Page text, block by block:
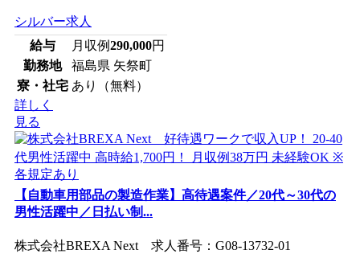
シルバー求人
給与
月収例290,000円
勤務地
福島県 矢祭町
寮・社宅 あり（無料）
詳しく
見る
【自動車用部品の製造作業】高待遇案件／20代～30代の
男性活躍中／日払い制...
株式会社BREXA Next 求人番号：G08-13732-01